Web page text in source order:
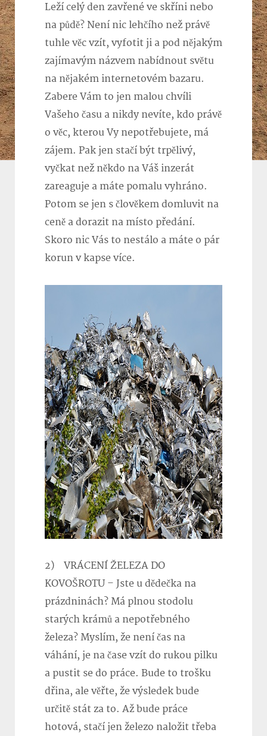
Leží celý den zavřené ve skříni nebo
na půdě? Není nic lehčího než právě
tuhle věc vzít, vyfotit ji a pod nějakým
zajímavým názvem nabídnout světu
na nějakém internetovém bazaru.
Zabere Vám to jen malou chvíli
Vašeho času a nikdy nevíte, kdo právě
o věc, kterou Vy nepotřebujete, má
zájem. Pak jen stačí být trpělivý,
vyčkat než někdo na Váš inzerát
zareaguje a máte pomalu vyhráno.
Potom se jen s člověkem domluvit na
ceně a dorazit na místo předání.
Skoro nic Vás to nestálo a máte o pár
korun v kapse více.
2) VRÁCENÍ ŽELEZA DO
KOVOŠROTU – Jste u dědečka na
prázdninách? Má plnou stodolu
starých krámů a nepotřebného
železa? Myslím, že není čas na
váhání, je na čase vzít do rukou pilku
a pustit se do práce. Bude to trošku
dřina, ale věřte, že výsledek bude
určitě stát za to. Až bude práce
hotová, stačí jen železo naložit třeba